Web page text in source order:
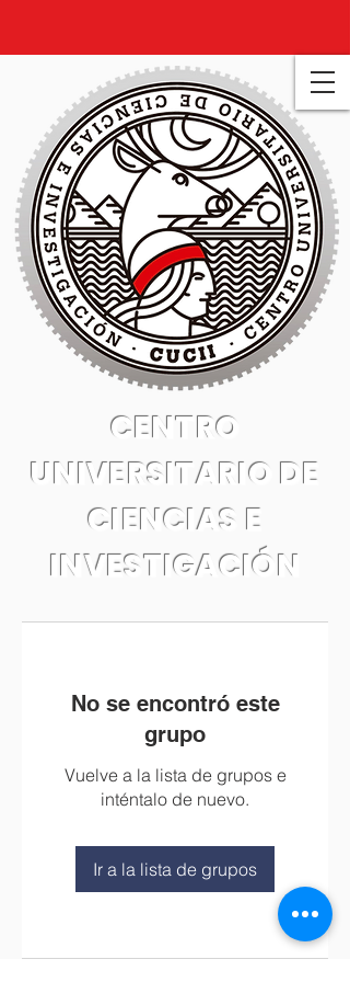
CENTRO
UNIVERSITARIO DE
CIENCIAS E
INVESTIGACIÓN
No se encontró este
grupo
Vuelve a la lista de grupos e
inténtalo de nuevo.
Ir a la lista de grupos